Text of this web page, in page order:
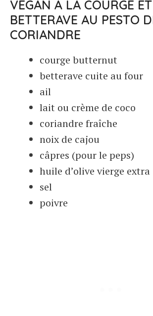
VEGAN À LA COURGE ET
BETTERAVE AU PESTO
CORIANDRE
courge butternut
betterave cuite au four
ail
lait ou crème de coco
coriandre fraîche
noix de cajou
câpres (pour le peps)
huile d’olive vierge extra
sel
poivre